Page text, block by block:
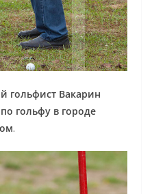
гольфист Вакарин
гольфу в городе
.